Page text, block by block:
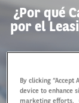
¿Por qué
por el
Conductores
By clicking
device to enhance
marketing efforts.